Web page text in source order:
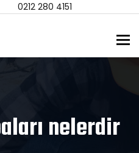
0212 280 4151
nelerdir